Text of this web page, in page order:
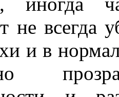
не всегда
и в